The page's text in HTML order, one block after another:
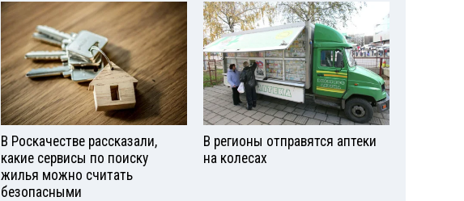
В Роскачестве рассказали,
какие сервисы по поиску
жилья можно считать
безопасными
В регионы отправятся аптеки
на колесах